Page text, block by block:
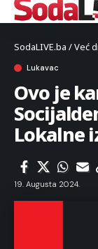
SodaLIVE.ba / Već
Lukavac
Ovo je
Lokalne
19. Augusta 2024.